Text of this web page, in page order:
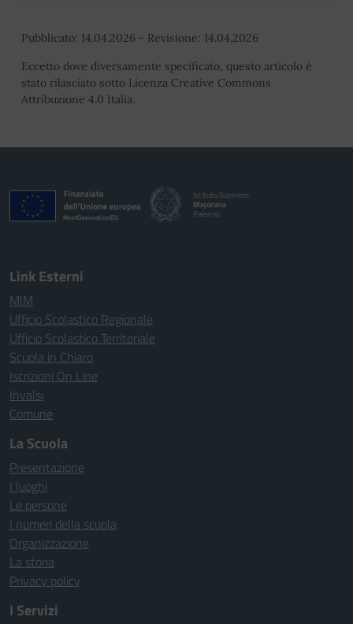
Pubblicato: 14.04.2026 - Revisione: 14.04.2026
Eccetto dove diversamente specificato, questo articolo è
stato rilasciato sotto Licenza Creative Commons
Attribuzione 4.0 Italia.
Istituto Superiore
Majorana
Palermo
Link Esterni
MIM
Ufficio Scolastico Regionale
Ufficio Scolastico Territoriale
Scuola in Chiaro
Iscrizioni On Line
Invalsi
Comune
La Scuola
Presentazione
I luoghi
Le persone
I numeri della scuola
Organizzazione
La storia
Privacy policy
I Servizi